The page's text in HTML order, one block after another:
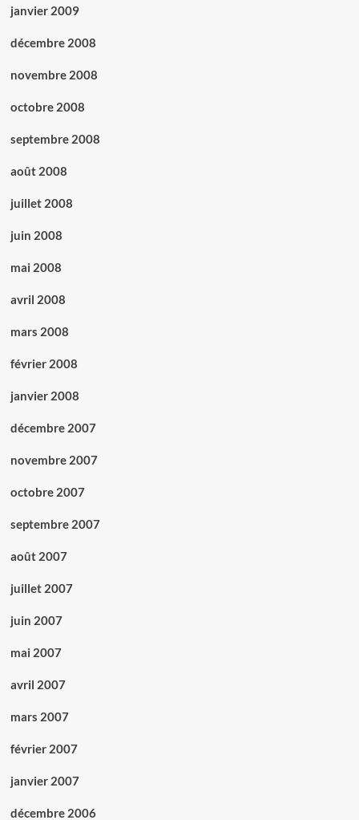
janvier 2009
décembre 2008
novembre 2008
octobre 2008
septembre 2008
août 2008
juillet 2008
juin 2008
mai 2008
avril 2008
mars 2008
février 2008
janvier 2008
décembre 2007
novembre 2007
octobre 2007
septembre 2007
août 2007
juillet 2007
juin 2007
mai 2007
avril 2007
mars 2007
février 2007
janvier 2007
décembre 2006